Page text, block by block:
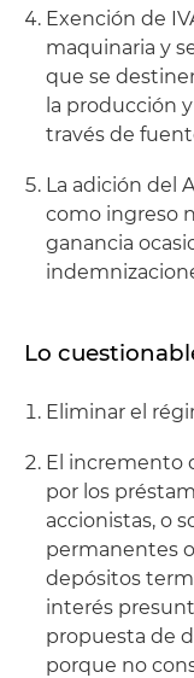
Exención de
maquinaria y
que se
la producción
través de
La adición del
como ingreso
ganancia
Lo
Eliminar el
El incremento
por los
accionistas, o
permanentes
depósitos
interés
propuesta de
porque no